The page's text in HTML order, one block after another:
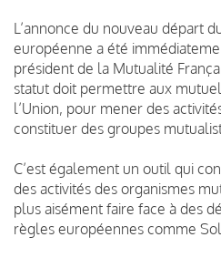
L’annonce du nouveau départ
européenne a été
président de la Mutualité
statut doit permettre aux
l’Union, pour mener des
constituer des groupes
C’est également un outil qui
des activités des organismes
plus aisément faire face à des
règles européennes comme